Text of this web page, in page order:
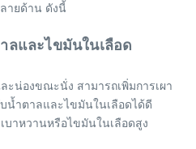
ายด้าน ดังนี้
ลและไขมันในเลือด
ะน่องขณะนั่ง สามารถเพิ่มการเผา
น้ำตาลและไขมันในเลือดได้ดี
บาหวานหรือไขมันในเลือดสูง